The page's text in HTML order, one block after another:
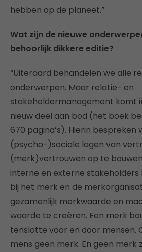
hebben op de planeet.”
Wat zijn de nieuwe
behoorlijk dikkere editie?
“Uiteraard behandelen we alle
onderwerpen. Maar relatie- en
stakeholdermanagement komt
nieuw deel aan bod (het boek
670 pagina’s). Hierin bespreken
(psycho-)sociale lagen van
(merk)vertrouwen op te
interne en externe
bij het merk en de
gezamenlijk merkwaarde en
waarde te creëren. Een merk
tenslotte voor en door mensen.
mens geen merk. En geen merk